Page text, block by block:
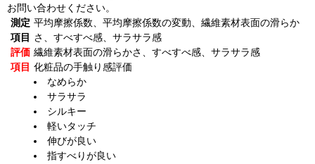
お問い合わせください。
測定
項目
平均摩擦係数、平均摩擦係数の変動、繊維素材表面の滑らか
さ、すべすべ感、サラサラ感
評価
項目
繊維素材表面の滑らかさ、すべすべ感、サラサラ感
化粧品の手触り感評価
なめらか
サラサラ
シルキー
軽いタッチ
伸びが良い
指すべりが良い